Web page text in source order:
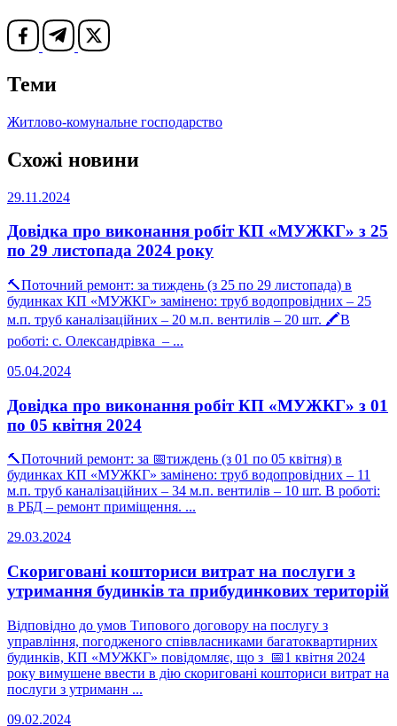
Теми
Житлово-комунальне господарство
Схожі новини
29.11.2024
Довідка про виконання робіт КП «МУЖКГ» з 25
по 29 листопада 2024 року
🔨Поточний ремонт: за тиждень (з 25 по 29 листопада) в
будинках КП «МУЖКГ» замінено: труб водопровідних – 25
м.п. труб каналізаційних – 20 м.п. вентилів – 20 шт. 🖍В
роботі: с. Олександрівка – ...
05.04.2024
Довідка про виконання робіт КП «МУЖКГ» з 01
по 05 квітня 2024
🔨Поточний ремонт: за 📅тиждень (з 01 по 05 квітня) в
будинках КП «МУЖКГ» замінено: труб водопровідних – 11
м.п. труб каналізаційних – 34 м.п. вентилів – 10 шт. В роботі:
в РБД – ремонт приміщення. ...
29.03.2024
Скориговані кошториси витрат на послуги з
утримання будинків та прибудинкових територій
Відповідно до умов Типового договору на послугу з
управління, погодженого співвласниками багатоквартирних
будинків, КП «МУЖКГ» повідомляє, що з 📅1 квітня 2024
року вимушене ввести в дію скориговані кошториси витрат на
послуги з утриманн ...
09.02.2024